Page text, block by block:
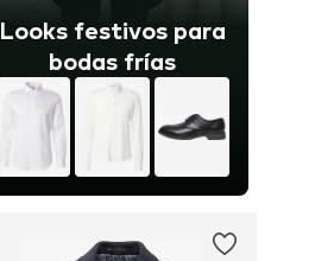
Looks festivos para
bodas frías